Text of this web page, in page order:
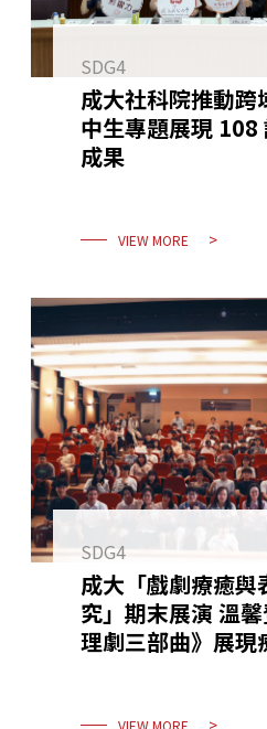
SDG4
成大社科院推動
中生專題展現 108
成果
VIEW MORE
SDG4
成大「戲劇療癒與
究」期末展演 溫
理劇三部曲》展現
VIEW MORE